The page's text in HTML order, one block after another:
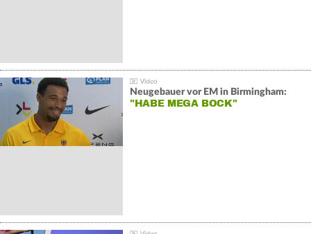
Neugebauer vor EM in Birmingham:
"HABE MEGA BOCK"